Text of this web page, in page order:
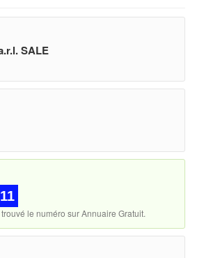
SALE
le numéro sur Annuaire Gratuit.